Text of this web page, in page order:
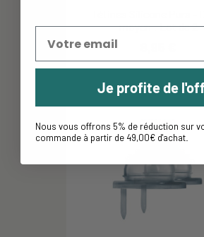
moyen : Lot de 2
Je profite de
Nous vous offrons 5% de réduction sur
commande à partir de 49,00€ d'achat.